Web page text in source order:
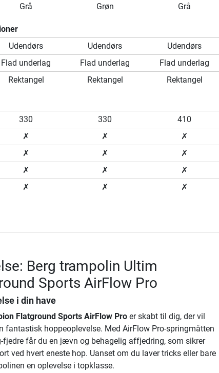
Grå
Grøn
Grå
Udendørs Udendørs
Udendørs
Flad underlag Flad underlag
Flad underlag
Rektangel Rektangel Rektangel
330 330
410
✗ ✗
✗
✗ ✗
✗
✗ ✗
✗
✗ ✗ ✗
Berg trampolin Ultim
Sports AirFlow Pro
i din have
Flatground Sports AirFlow Proer skabt til dig, der vil
fantastisk hoppeoplevelse. Med AirFlow Pro-springmåtten
fjedre får du en jævn og behagelig affjedring, som sikrer
ved hvert eneste hop. Uanset om du laver tricks eller bare
en oplevelse i topklasse.